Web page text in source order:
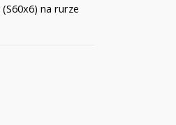
na rurze